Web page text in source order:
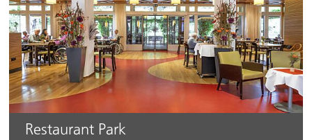
Restaurant Park